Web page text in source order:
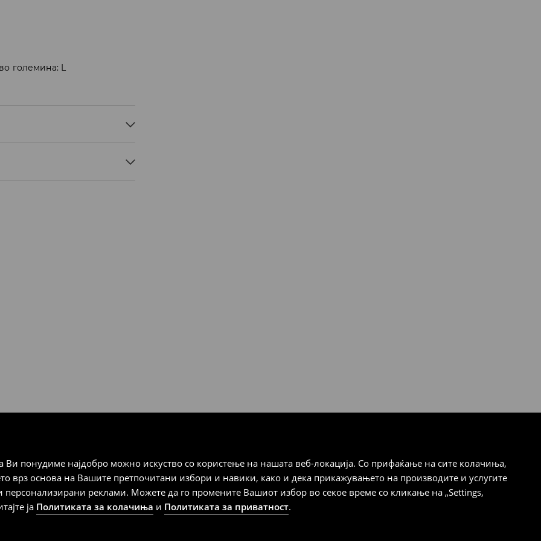
понудиме најдобро можно искуство со користење на нашата веб-локација. Со прифаќање на сите колачиња,
врз основа на Вашите претпочитани избори и навики, како и дека прикажувањето на производите и услугите
реклами. Можете да го промените Вашиот избор во секое време со кликање на „Settings,
ја Политиката за колачиња и Политиката за приватност.
големина: L
од тој датум да се
производи. Ако
артиклите, тоа може да го
производот може да